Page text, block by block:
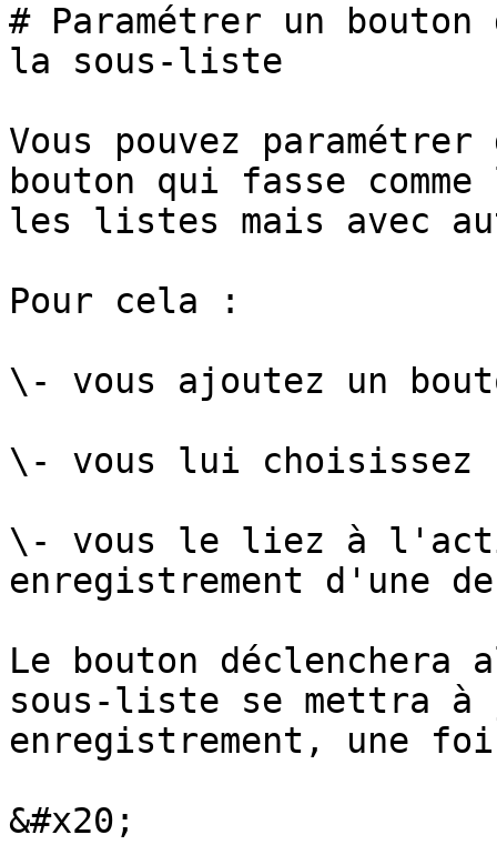
# Paramétrer un
la sous-liste
Vous pouvez
bouton qui fasse
les listes mais avec
Pour cela :
\- vous ajoutez un
\- vous lui
\- vous le liez à
enregistrement d'une
Le bouton
sous-liste se mettra à
enregistrement, une
&#x20;